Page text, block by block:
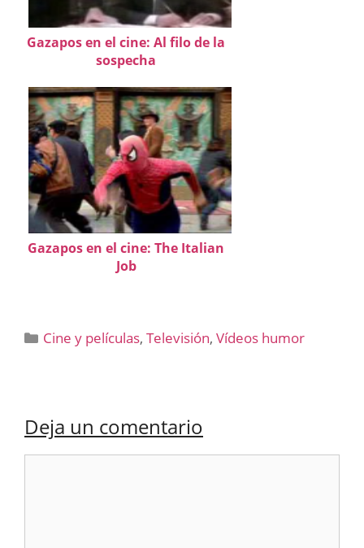
Gazapos en el cine: Al filo de la
sospecha
Gazapos en el cine: The Italian
Job
Categorías
Cine y películas,Televisión,Vídeos humor
Deja un comentario